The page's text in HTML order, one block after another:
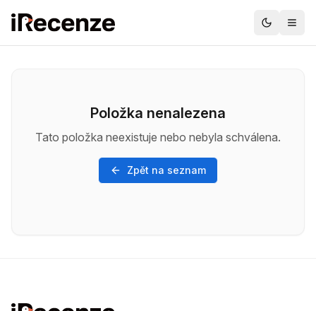
Položka nenalezena
Tato položka neexistuje nebo nebyla schválena.
Zpět na seznam